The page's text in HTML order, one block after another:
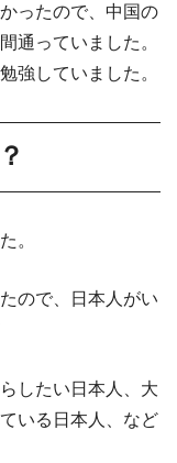
ったので、中国の
通っていました。
強していました。
。
ので、日本人がい
したい日本人、大
いる日本人、など